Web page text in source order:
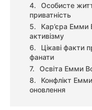
Особисте
приватність
Кар’єра Емми
активізму
Цікаві факти
фанати
Освіта Емми
Конфлікт
оновлення